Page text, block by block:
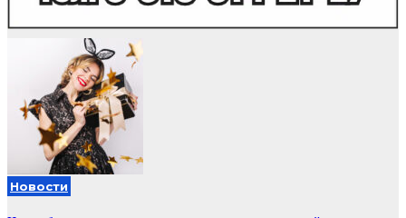
Новости